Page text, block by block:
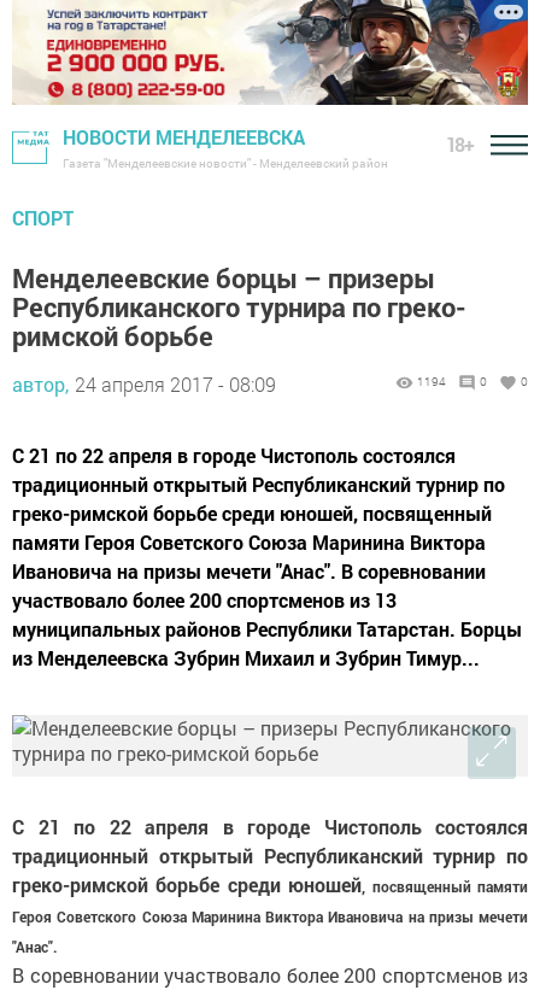
НОВОСТИ МЕНДЕЛЕЕВСКА
Газета "Менделеевские новости" - Менделеевский район
18+
СПОРТ
Менделеевские борцы – призеры
Республиканского турнира по греко-
римской борьбе
автор, 24 апреля 2017 - 08:09 1194 0 0
С 21 по 22 апреля в городе Чистополь состоялся
традиционный открытый Республиканский турнир по
греко-римской борьбе среди юношей, посвященный
памяти Героя Советского Союза Маринина Виктора
Ивановича на призы мечети "Анас". В соревновании
участвовало более 200 спортсменов из 13
муниципальных районов Республики Татарстан. Борцы
из Менделеевска Зубрин Михаил и Зубрин Тимур...
С 21 по 22 апреля в городе Чистополь состоялся
традиционный открытый Республиканский турнир по
греко-римской борьбе среди юношей, посвященный памяти
Героя Советского Союза Маринина Виктора Ивановича на призы мечети
"Анас".
В соревновании участвовало более 200 спортсменов из